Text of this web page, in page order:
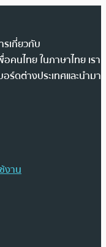
เกี่ยวกับ
คนไทย ในภาษาไทย เรา
ร์ดต่างประเทศและนำมา
งาน